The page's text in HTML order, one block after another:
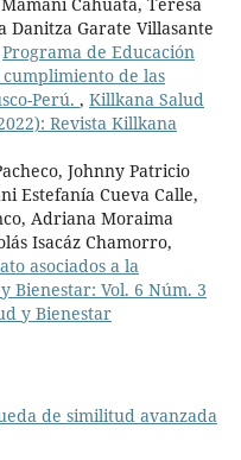
Danitza Garate Villasante
Programa de Educación
de las
Perú. , Killkana Salud
Revista Killkana
Johnny Patricio
Estefanía Cueva Calle,
Adriana Moraima
Isacáz Chamorro,
asociados a la
Bienestar: Vol. 6 Núm. 3
y Bienestar
de similitud avanzada